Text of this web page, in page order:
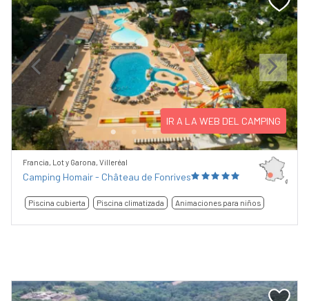
Previous Next
IR A LA WEB DEL CAMPING
Francia, Lot y Garona, Villeréal
Camping Homair - Château de Fonrives
Piscina cubierta Piscina climatizada Animaciones para niños